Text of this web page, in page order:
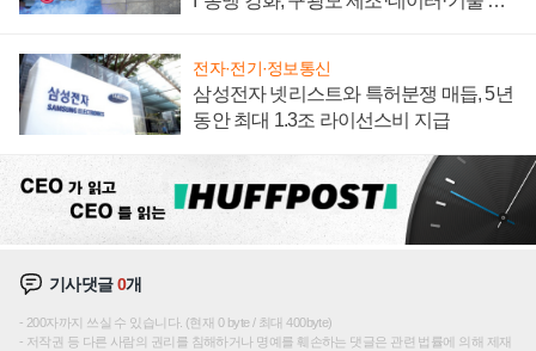
전자·전기·정보통신
삼성전자 넷리스트와 특허분쟁 매듭, 5년
동안 최대 1.3조 라이선스비 지급
기사댓글0개
200자까지 쓰실 수 있습니다. (현재 0 byte / 최대 400byte)
저작권 등 다른 사람의 권리를 침해하거나 명예를 훼손하는 댓글은 관련 법률에 의해 제재